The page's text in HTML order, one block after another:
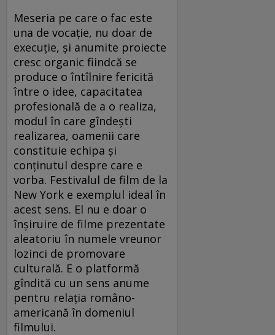
Meseria pe care o fac este
una de vocaţie, nu doar de
execuţie, şi anumite proiecte
cresc organic fiindcă se
produce o întîlnire fericită
între o idee, capacitatea
profesională de a o realiza,
modul în care gîndeşti
realizarea, oamenii care
constituie echipa şi
conţinutul despre care e
vorba. Festivalul de film de la
New York e exemplul ideal în
acest sens. El nu e doar o
înşiruire de filme prezentate
aleatoriu în numele vreunor
lozinci de promovare
culturală. E o platformă
gîndită cu un sens anume
pentru relaţia româno-
americană în domeniul
filmului.